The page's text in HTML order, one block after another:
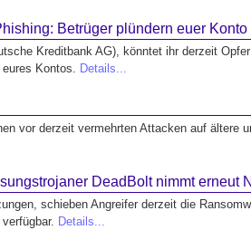
Betrüger plündern euer
Kreditbank AG), könntet ihr derzeit
Kontos.
Details...
vor derzeit vermehrten Attacken auf ältere
DeadBolt nimmt erneut
schieben Angreifer derzeit die
Details...